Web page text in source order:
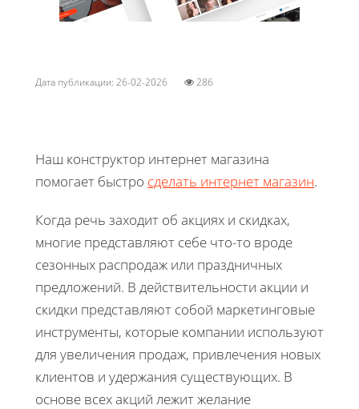
Дата публикации: 26-02-2026 286
Наш конструктор интернет магазина
помогает быстро сделать интернет магазин.
Когда речь заходит об акциях и скидках,
многие представляют себе что-то вроде
сезонных распродаж или праздничных
предложений. В действительности акции и
скидки представляют собой маркетинговые
инструменты, которые компании используют
для увеличения продаж, привлечения новых
клиентов и удержания существующих. В
основе всех акций лежит желание